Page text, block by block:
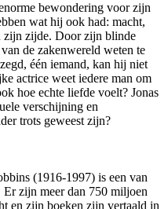
bewondering voor zijn
wat hij ook had: macht,
zijn zijde. Door zijn blinde
de zakenwereld weten te
één iemand, kan hij niet
actrice weet iedere man om
hoe echte liefde voelt? Jonas
verschijning en
trots geweest zijn?
(1916-1997) is een van
Er zijn meer dan 750 miljoen
en zijn boeken zijn vertaald in